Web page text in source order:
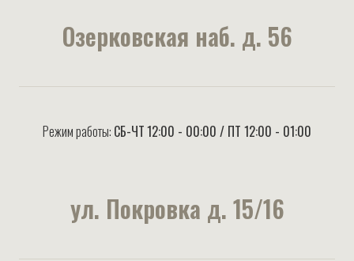
Озерковская наб. д. 56
Режим работы: СБ-ЧТ12:00 - 00:00 / ПТ 12:00 - 01:00
ул. Покровка д. 15/16